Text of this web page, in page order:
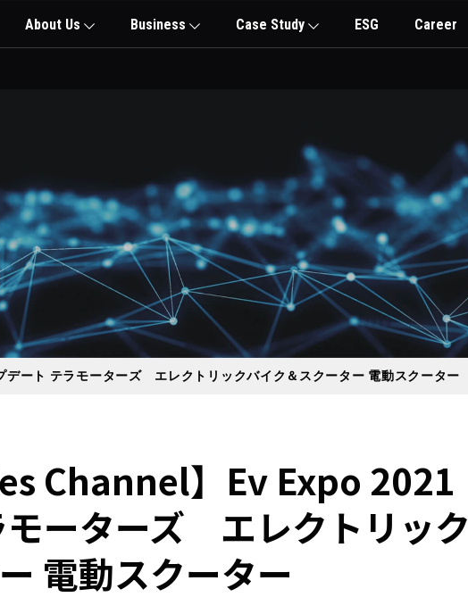
About Us Business Case Study ESG Career
デート テラモーターズ エレクトリックバイク＆スクーター 電動スクーター
Channel】Ev Expo 2021
モーターズ エレクトリック
電動スクーター